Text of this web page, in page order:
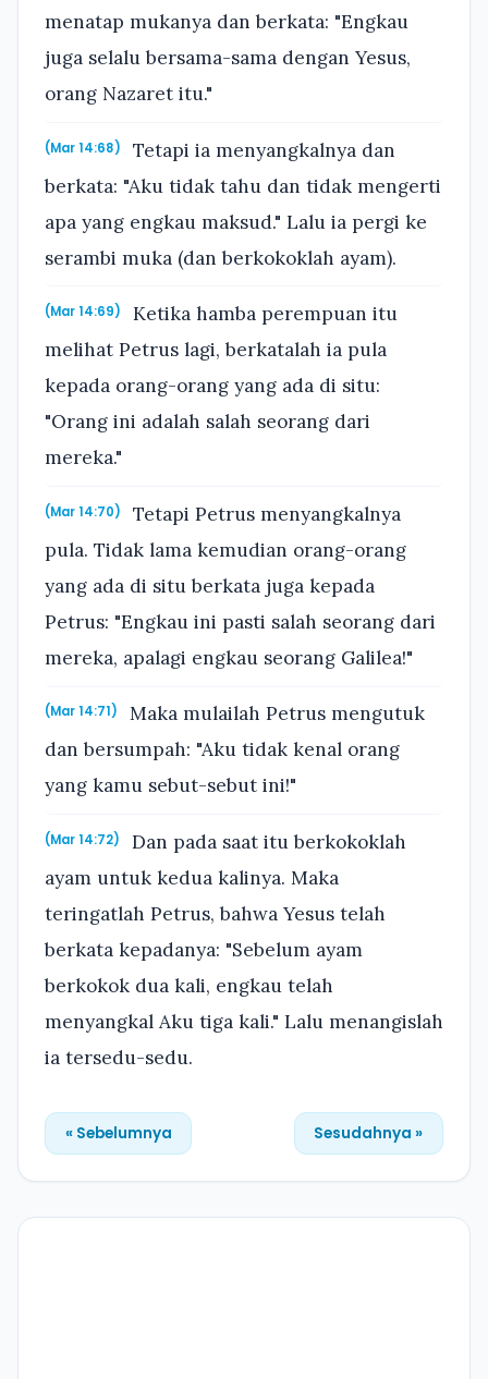
menatap mukanya dan berkata: "Engkau
juga selalu bersama-sama dengan Yesus,
orang Nazaret itu."
(Mar 14:68)
Tetapi ia menyangkalnya dan
berkata: "Aku tidak tahu dan tidak mengerti
apa yang engkau maksud." Lalu ia pergi ke
serambi muka (dan berkokoklah ayam).
(Mar 14:69)
Ketika hamba perempuan itu
melihat Petrus lagi, berkatalah ia pula
kepada orang-orang yang ada di situ:
"Orang ini adalah salah seorang dari
mereka."
(Mar 14:70)
Tetapi Petrus menyangkalnya
pula. Tidak lama kemudian orang-orang
yang ada di situ berkata juga kepada
Petrus: "Engkau ini pasti salah seorang dari
mereka, apalagi engkau seorang Galilea!"
(Mar 14:71)
Maka mulailah Petrus mengutuk
dan bersumpah: "Aku tidak kenal orang
yang kamu sebut-sebut ini!"
(Mar 14:72)
Dan pada saat itu berkokoklah
ayam untuk kedua kalinya. Maka
teringatlah Petrus, bahwa Yesus telah
berkata kepadanya: "Sebelum ayam
berkokok dua kali, engkau telah
menyangkal Aku tiga kali." Lalu menangislah
ia tersedu-sedu.
« Sebelumnya Sesudahnya »